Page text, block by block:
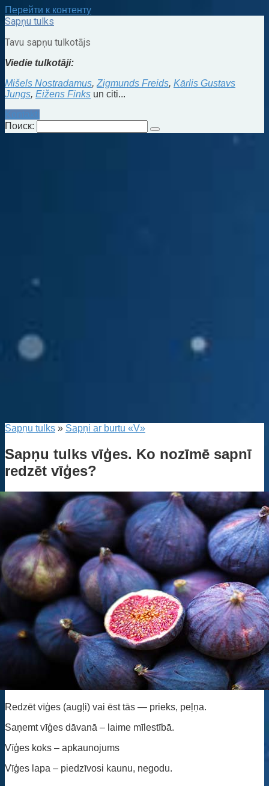
Перейти к контенту
Sapņu tulks
Tavu sapņu tulkotājs
Viedie tulkotāji:
Mišels Nostradamus, Zigmunds Freids, Kārlis Gustavs
Jungs, Eižens Finks un citi...
Kontakti
Поиск:
Sapņu tulks » Sapņi ar burtu «V»
Sapņu tulks vīģes. Ko nozīmē sapnī
redzēt vīģes?
Redzēt vīģes (augļi) vai ēst tās — prieks, peļņa.
Saņemt vīģes dāvanā – laime mīlestībā.
Vīģes koks – apkaunojums
Vīģes lapa – piedzīvosi kaunu, negodu.